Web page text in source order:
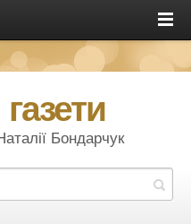
Бондарчук